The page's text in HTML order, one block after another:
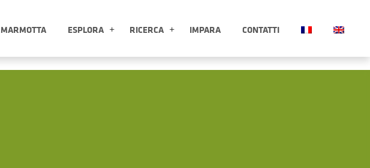
MARMOTTA ESPLORA RICERCA IMPARA CONTATTI